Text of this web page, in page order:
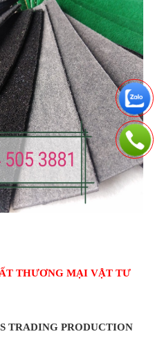
THƯƠNG MẠI VẬT TƯ
TRADING PRODUCTION